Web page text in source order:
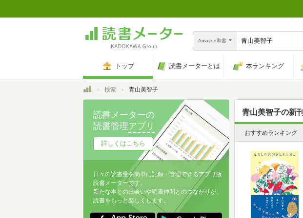
Amazon和書
トップ 読書メーターとは 本ランキング
トップ検索 青山美智子
青山美智子の新刊
おすすめランキング
読書メーターの
読書管理アプリ
詳しくはこちら
日々の読書量を簡単に記録・管理できるアプリ版
読書メーターです。
新たな本との出会いや読書仲間とのつながりが、
読書をもっと楽しくします。